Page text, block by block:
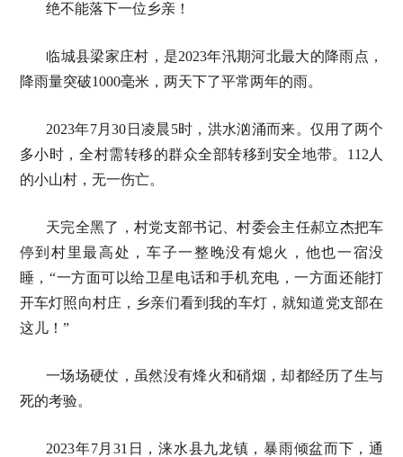
绝不能落下一位乡亲！
临城县梁家庄村，是2023年汛期河北最大的降雨点，
降雨量突破1000毫米，两天下了平常两年的雨。
2023年7月30日凌晨5时，洪水汹涌而来。仅用了两个
多小时，全村需转移的群众全部转移到安全地带。112人
的小山村，无一伤亡。
天完全黑了，村党支部书记、村委会主任郝立杰把车
停到村里最高处，车子一整晚没有熄火，他也一宿没
睡，“一方面可以给卫星电话和手机充电，一方面还能打
开车灯照向村庄，乡亲们看到我的车灯，就知道党支部在
这儿！”
一场场硬仗，虽然没有烽火和硝烟，却都经历了生与
死的考验。
2023年7月31日，涞水县九龙镇，暴雨倾盆而下，通